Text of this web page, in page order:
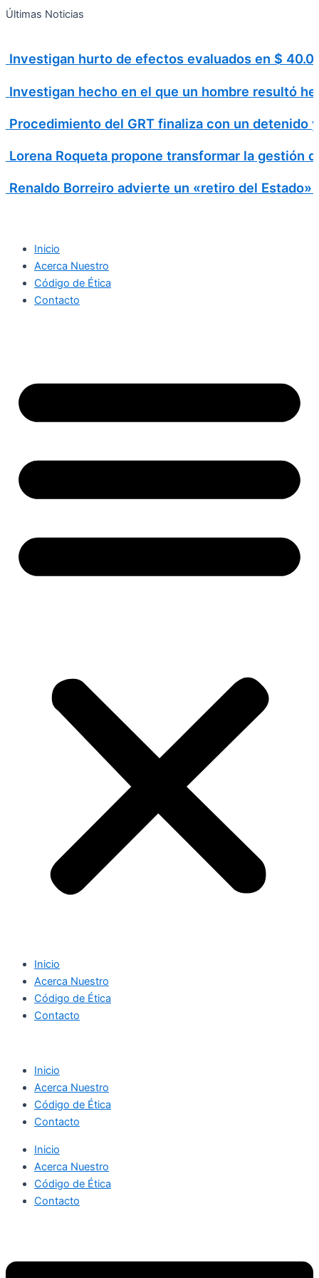
Ir
Últimas Noticias
Investigan hurto de efectos evaluados en $
Investigan hecho en el que un hombre resultó
Procedimiento del GRT finaliza con un detenido
Lorena Roqueta propone transformar la gestión
Renaldo Borreiro advierte un «retiro del
Inicio
Acerca Nuestro
Código de Ética
Contacto
Inicio
Acerca Nuestro
Código de Ética
Contacto
Inicio
Acerca Nuestro
Código de Ética
Contacto
Inicio
Acerca Nuestro
Código de Ética
Contacto
Search